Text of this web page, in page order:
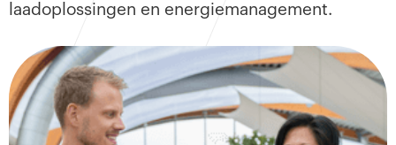
laadoplossingen en energiemanagement.